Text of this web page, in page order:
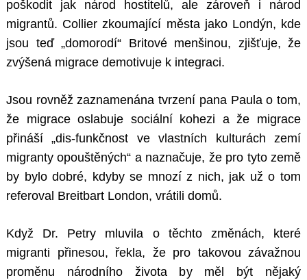
poškodit jak národ hostitelů, ale zároveň i národ
migrantů. Collier zkoumající města jako Londýn, kde
jsou teď „domorodí“ Britové menšinou, zjišťuje, že
zvýšená migrace demotivuje k integraci.
Jsou rovněž zaznamenána tvrzení pana Paula o tom,
že migrace oslabuje sociální kohezi a že migrace
přináší „dis-funkčnost ve vlastních kulturách zemí
migranty opouštěných“ a naznačuje, že pro tyto země
by bylo dobré, kdyby se mnozí z nich, jak už o tom
referoval Breitbart London, vrátili domů.
Když Dr. Petry mluvila o těchto změnách, které
migranti přinesou, řekla, že pro takovou závažnou
proměnu národního života by měl být nějaký